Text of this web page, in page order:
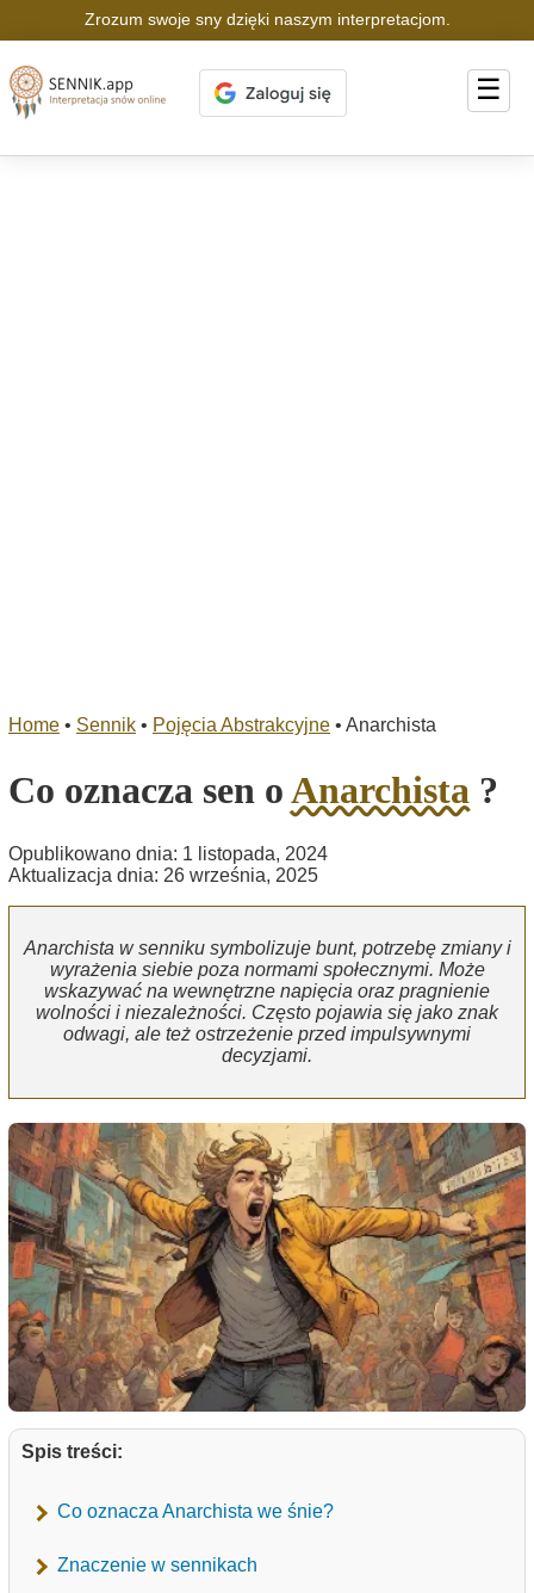
Zrozum swoje sny dzięki naszym interpretacjom.
☰
Home • Sennik • Pojęcia Abstrakcyjne • Anarchista
Co oznacza sen oAnarchista ?
Opublikowano dnia: 1 listopada, 2024
Aktualizacja dnia: 26 września, 2025
Anarchista w senniku symbolizuje bunt, potrzebę zmiany i
wyrażenia siebie poza normami społecznymi. Może
wskazywać na wewnętrzne napięcia oraz pragnienie
wolności i niezależności. Często pojawia się jako znak
odwagi, ale też ostrzeżenie przed impulsywnymi
decyzjami.
Spis treści:
Co oznacza Anarchista we śnie?
Znaczenie w sennikach